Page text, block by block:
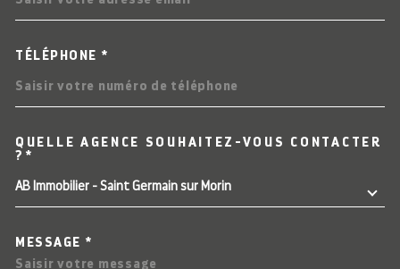
TÉLÉPHONE *
QUELLE AGENCE SOUHAITEZ-VOUS CONTACTER
?*
AB Immobilier - Saint Germain sur Morin
MESSAGE *